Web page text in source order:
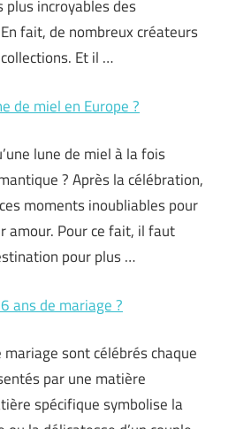
plus incroyables des
fait, de nombreux créateurs
Et il …
de miel en Europe ?
lune de miel à la fois
? Après la célébration,
moments inoubliables pour
amour. Pour ce fait, il faut
pour plus …
ans de mariage ?
sont célébrés chaque
par une matière
spécifique symbolise la